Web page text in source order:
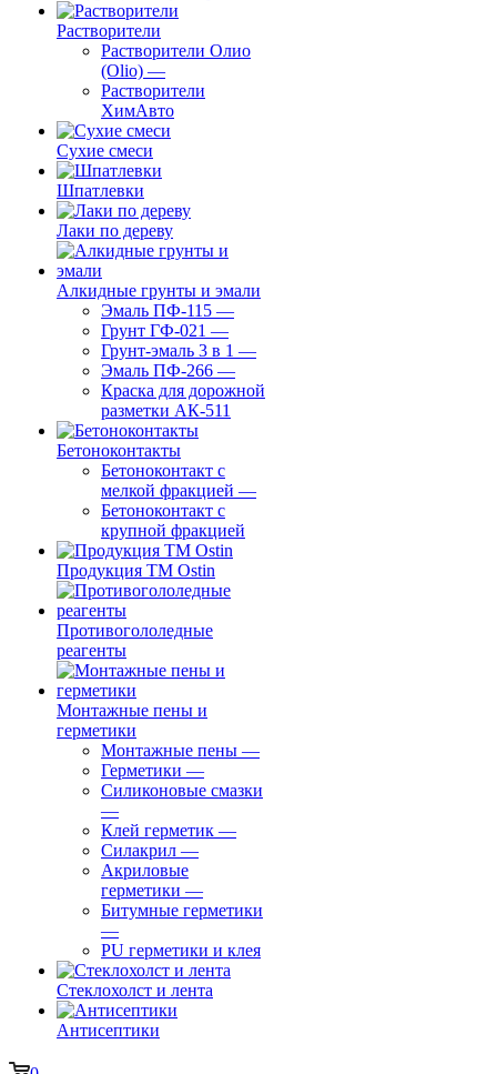
Растворители
Растворители Олио
(Olio) —
Растворители
ХимАвто
Сухие смеси
Шпатлевки
Лаки по дереву
Алкидные грунты и эмали
Эмаль ПФ-115 —
Грунт ГФ-021 —
Грунт-эмаль 3 в 1 —
Эмаль ПФ-266 —
Краска для дорожной
разметки АК-511
Бетоноконтакты
Бетоноконтакт с
мелкой фракцией —
Бетоноконтакт с
крупной фракцией
Продукция ТМ Ostin
Противогололедные
реагенты
Монтажные пены и
герметики
Монтажные пены —
Герметики —
Силиконовые смазки
—
Клей герметик —
Силакрил —
Акриловые
герметики —
Битумные герметики
—
PU герметики и клея
Стеклохолст и лента
Антисептики